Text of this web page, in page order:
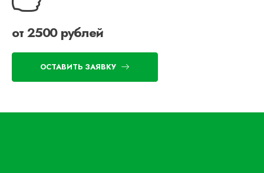
от 2500 рублей
ОСТАВИТЬ ЗАЯВКУ